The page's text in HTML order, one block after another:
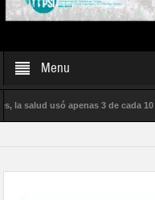
Menu
salud usó apenas 3 de cada 10